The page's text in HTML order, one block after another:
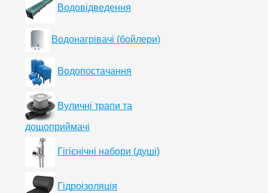
Водовідведення
Водонагрівачі (бойлери)
Водопостачання
Вуличні трапи та
дощоприймачі
Гігієнічні набори (душі)
Гідроізоляція